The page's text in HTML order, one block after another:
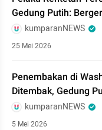
Gedung Putih:
kumparanNEWS
25 Mei 2026
Penembakan di
Ditembak, Gedung
kumparanNEWS
5 Mei 2026